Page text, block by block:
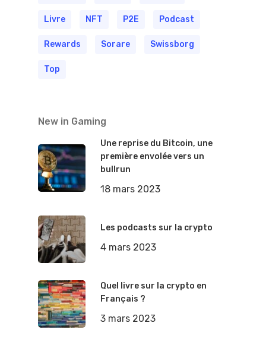
Livre NFT P2E Podcast
Rewards Sorare Swissborg
Top
New in Gaming
Une reprise du Bitcoin, une
première envolée vers un
bullrun
18 mars 2023
Les podcasts sur la crypto
4 mars 2023
Quel livre sur la crypto en
Français ?
3 mars 2023